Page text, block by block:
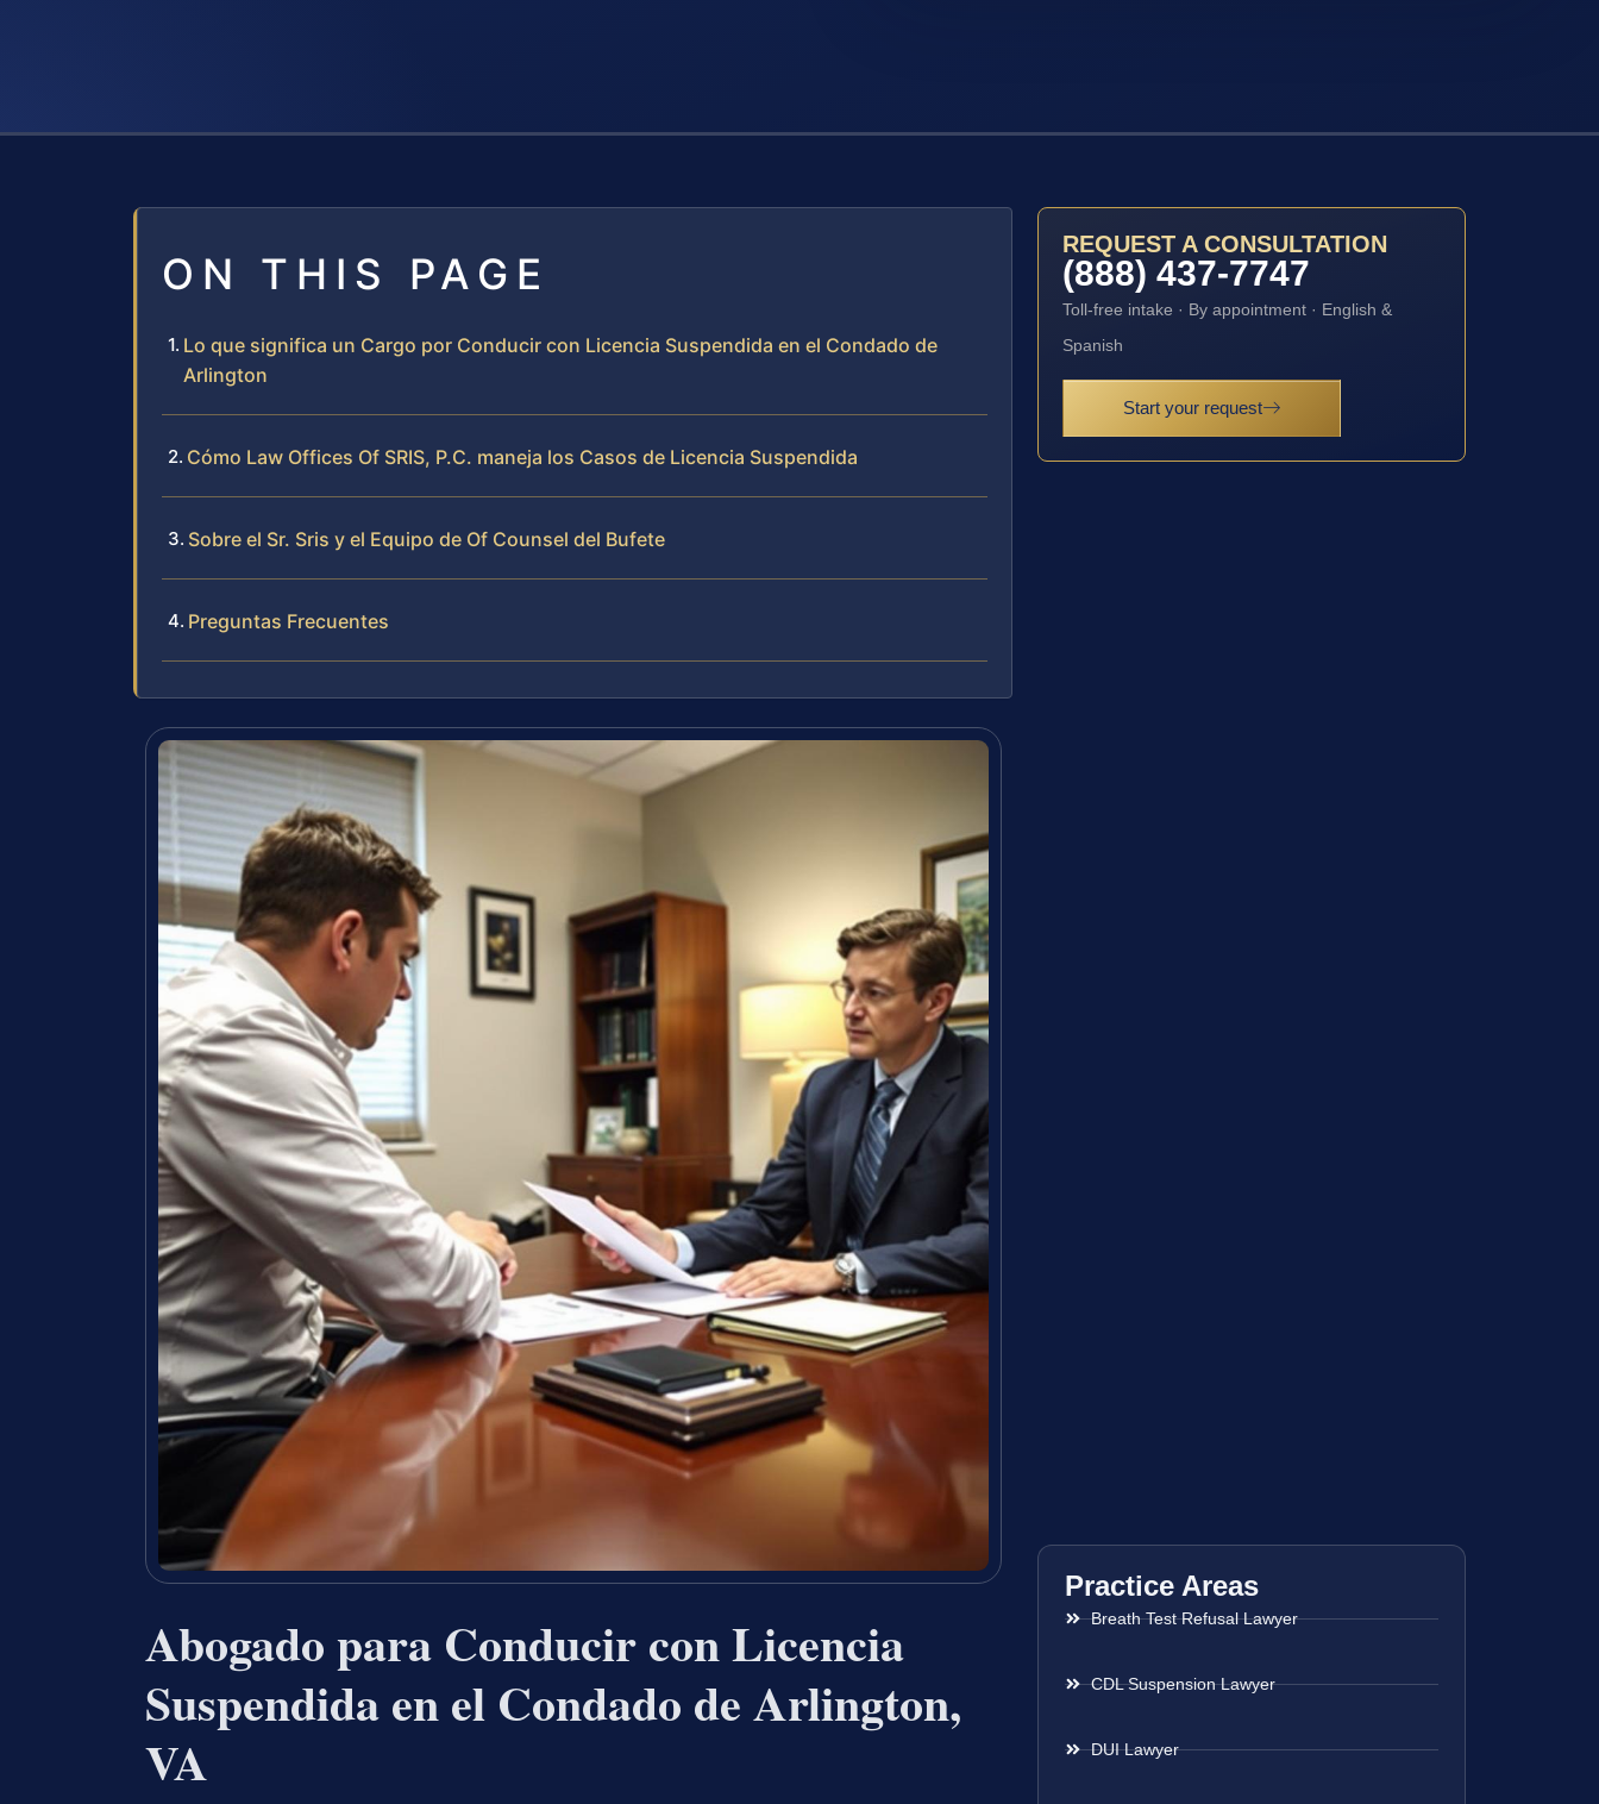
ON THIS PAGE
Lo que significa un Cargo por Conducir con Licencia Suspendida en el Condado de
Arlington
Cómo Law Offices Of SRIS, P.C. maneja los Casos de Licencia Suspendida
Sobre el Sr. Sris y el Equipo de Of Counsel del Bufete
Preguntas Frecuentes
Abogado para Conducir con Licencia
Suspendida en el Condado de Arlington,
VA
REQUEST A CONSULTATION
(888) 437-7747
Toll-free intake · By appointment · English &
Spanish
Start your request
Practice Areas
Breath Test Refusal Lawyer
CDL Suspension Lawyer
DUI Lawyer